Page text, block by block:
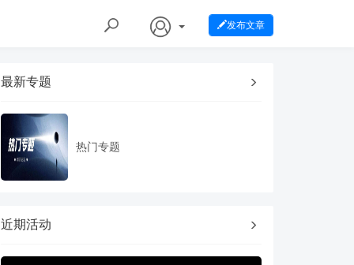
发布文章
最新专题
热门专题
近期活动